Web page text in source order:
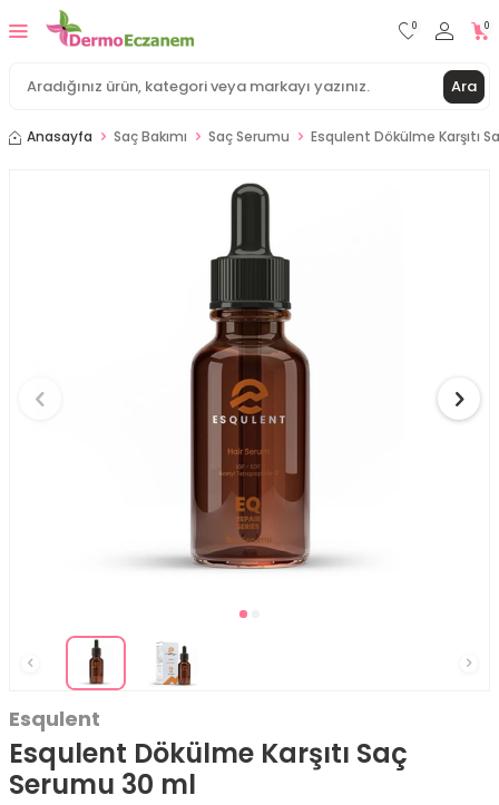
Ara
0 0
Anasayfa Saç Bakımı Saç Serumu Esqulent Dökülme Karşıtı
Esqulent
Esqulent Dökülme Karşıtı Saç
Serumu 30 ml